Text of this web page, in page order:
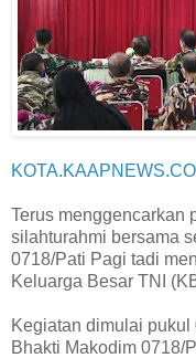
Terus menggencarkan
silahturahmi bersama
0718/Pati Pagi tadi
Keluarga Besar TNI
Kegiatan dimulai
Bhakti Makodim 0718/